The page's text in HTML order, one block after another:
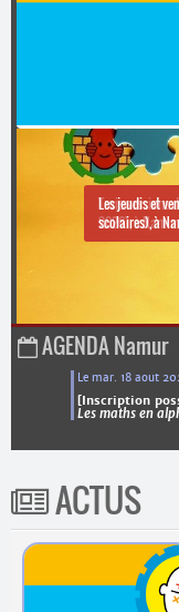
Trois sessions
2026), à Namur
Les jeudis et
scolaires), à
AGENDANamur
Le mar. 18 aout
[Inscription
Les maths en
ACTUS